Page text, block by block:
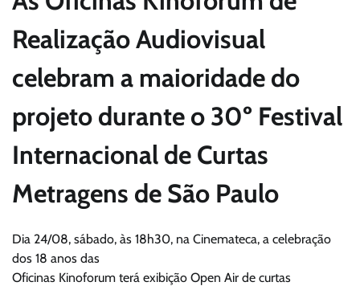
Realização Audiovisual
celebram a maioridade do
projeto durante o 30º Festival
Internacional de Curtas
Metragens de São Paulo
Dia 24/08, sábado, às 18h30, na Cinemateca, a celebração
dos 18 anos das
Oficinas Kinoforum terá exibição Open Air de curtas